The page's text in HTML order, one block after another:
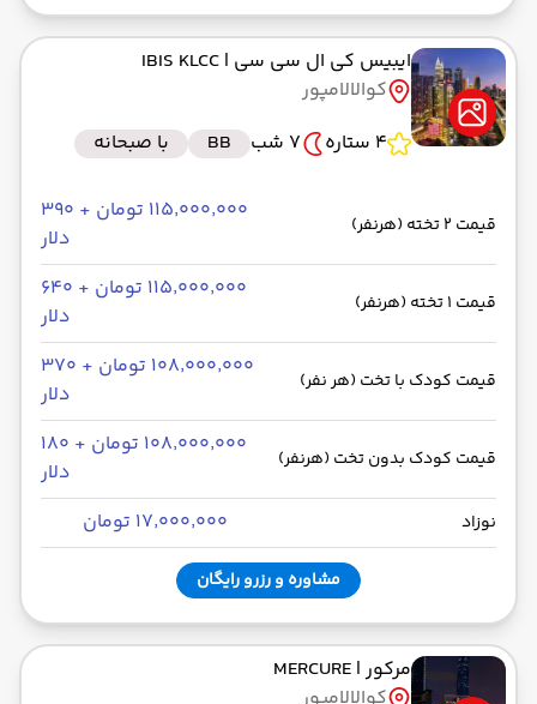
ایبیس کی ال سی سی | IBIS KLCC
کوالالامپور
4 ستاره
7 شب BB با صبحانه
قیمت 2 تخته (هرنفر)
۱۱۵٬۰۰۰٬۰۰۰ تومان + ۳۹۰
دلار
قیمت 1 تخته (هرنفر)
۱۱۵٬۰۰۰٬۰۰۰ تومان + ۶۴۰
دلار
قیمت کودک با تخت (هر نفر)
۱۰۸٬۰۰۰٬۰۰۰ تومان + ۳۷۰
دلار
قیمت کودک بدون تخت (هرنفر)
۱۰۸٬۰۰۰٬۰۰۰ تومان + ۱۸۰
دلار
نوزاد ۱۷٬۰۰۰٬۰۰۰ تومان
مشاوره و رزرو رایگان
مرکور| MERCURE